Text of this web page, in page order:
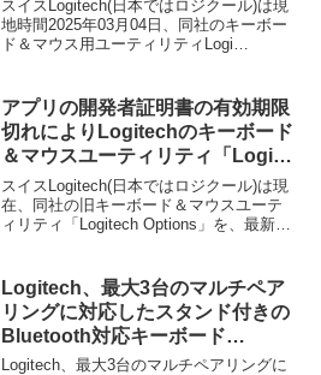
v1.87」をリリース。
スイスLogitech(日本ではロジクール)は現
地時間2025年03月04日、同社のキーボー
ド＆マウス用ユーティリティLogi
リースし、新たにBrio 300ウェブカメラを
サポートしAI Prompt Builderに新機能を
追加したと発表しています。
アプリの開発者証明書の有効期限
切れによりLogitechのキーボード
＆マウスユーティリティ「Logi
Options+ for Mac」が起動しな
い/スピンし続ける不具合が確認
されているので注意を。
スイスLogitech(日本ではロジクール)は現
在、同社の旧キーボード＆マウスユーテ
ィリティ「Logitech Options」を、最新の
Options+ for Mac/Windows」へ移行して
いますが、このユーティリティのMac版
が、現在起動しない/ロードを永遠に繰り
返す不具合が発生しているそうです。
Logitech、最大3台のマルチペア
リングに対応したスタンド付きの
Bluetooth対応キーボード
「K480」をサポートした「Logi
Logitech、最大3台のマルチペアリングに